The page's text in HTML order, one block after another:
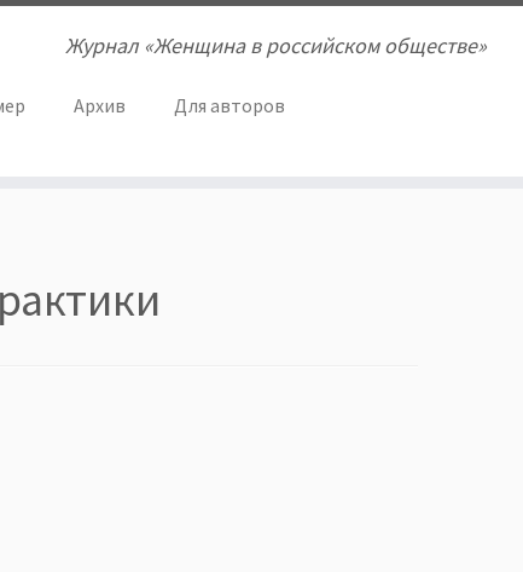
Журнал «Женщина в российском обществе»
Архив
Для авторов